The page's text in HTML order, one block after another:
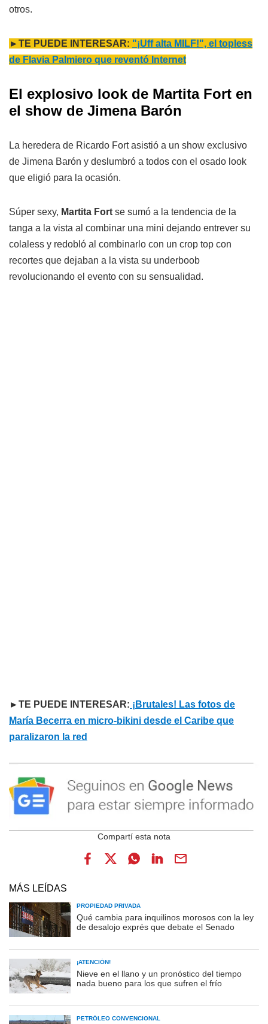
otros.
►TE PUEDE INTERESAR: "¡Uff alta MILF!", el topless
de Flavia Palmiero que reventó Internet
El explosivo look de Martita Fort en
el show de Jimena Barón
La heredera de Ricardo Fort asistió a un show exclusivo
de Jimena Barón y deslumbró a todos con el osado look
que eligió para la ocasión.
Súper sexy, Martita Fort se sumó a la tendencia de la
tanga a la vista al combinar una mini dejando entrever su
colaless y redobló al combinarlo con un crop top con
recortes que dejaban a la vista su underboob
revolucionando el evento con su sensualidad.
►TE PUEDE INTERESAR: ¡Brutales! Las fotos de
María Becerra en micro-bikini desde el Caribe que
paralizaron la red
MÁS LEÍDAS
PROPIEDAD PRIVADA
Qué cambia para inquilinos morosos con la ley
de desalojo exprés que debate el Senado
¡ATENCIÓN!
Nieve en el llano y un pronóstico del tiempo
nada bueno para los que sufren el frío
PETRÓLEO CONVENCIONAL